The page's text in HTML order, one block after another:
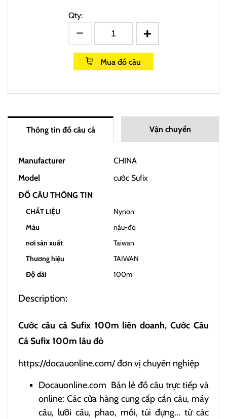
Qty:
Mua đồ câu
Thông tin đồ câu cá Vận chuyển
Manufacturer
CHINA
Model
cước Sufix
ĐỒ CÂU THÔNG TIN
CHẤT LIỆU
Nynon
Màu
nâu-đỏ
nơi sản xuất
Taiwan
Thương hiệu
TAIWAN
Độ dài
100m
Description:
Cước câu cá Sufix 100m liên doanh, Cước Câu
Cá Sufix 100m lâu đỏ
https://docauonline.com/đơn vị chuyên nghiệp
Docauonline.com Bán lẻ đồ câu trực tiếp và
online: Các cửa hàng cung cấp cần câu, máy
câu, lưỡi câu, phao, mồi, túi đựng... từ các